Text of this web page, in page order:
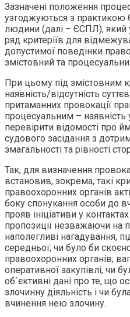
Зазначені положення
узгоджуються з практикою
людини (далі – ЄСПЛ), який
ряд критеріїв для
допустимої поведінки
змістовний та
При цьому під змістовним
наявність/відсутність
притаманних провокації
процесуальним –
перевірити відомості про
судового засідання з
змагальності та рівності
Так, для визначення
встановив, зокрема, такі
правоохоронних органів
боку спонукання особи до
прояв ініціативи у
пропозиції незважаючи на
наполегливі нагадування,
середньої; чи було би
правоохоронних органів;
оперативної закупівлі, чи
об`єктивні дані про те, що
злочинну діяльність і чи
вчинення нею злочину.